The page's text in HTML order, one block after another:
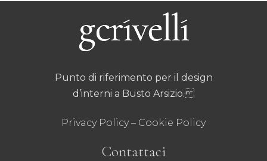
Punto di riferimento per il design
d’interni a Busto Arsizio.
Privacy Policy– Cookie Policy
Contattaci